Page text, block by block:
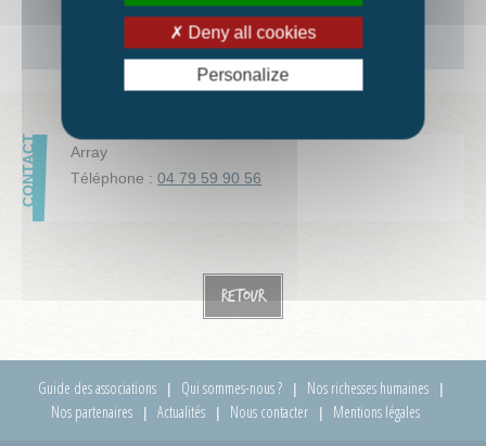
Array
Téléphone : 04 79 59 90 56
Retour
Guide des associations Qui sommes-nous ?
Nos richesses humaines
Nos partenaires
Actualités Nous contacter Mentions légales
Deny all cookies
Personalize